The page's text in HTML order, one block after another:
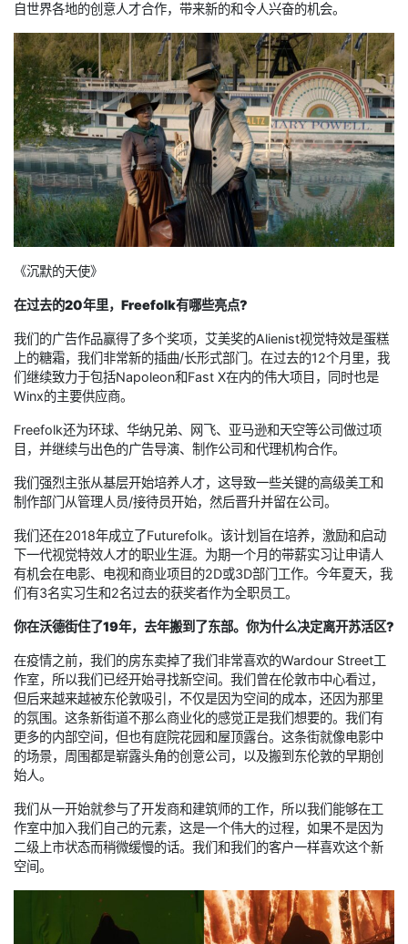
自世界各地的创意人才合作，带来新的和令人兴奋的机会。
《沉默的天使》
在过去的20年里，Freefolk有哪些亮点?
我们的广告作品赢得了多个奖项，艾美奖的Alienist视觉特效是蛋糕
上的糖霜，我们非常新的插曲/长形式部门。在过去的12个月里，我
们继续致力于包括Napoleon和Fast X在内的伟大项目，同时也是
Winx的主要供应商。
Freefolk还为环球、华纳兄弟、网飞、亚马逊和天空等公司做过项
目，并继续与出色的广告导演、制作公司和代理机构合作。
我们强烈主张从基层开始培养人才，这导致一些关键的高级美工和
制作部门从管理人员/接待员开始，然后晋升并留在公司。
我们还在2018年成立了Futurefolk。该计划旨在培养，激励和启动
下一代视觉特效人才的职业生涯。为期一个月的带薪实习让申请人
有机会在电影、电视和商业项目的2D或3D部门工作。今年夏天，我
们有3名实习生和2名过去的获奖者作为全职员工。
你在沃德街住了19年，去年搬到了东部。你为什么决定离开苏活区?
在疫情之前，我们的房东卖掉了我们非常喜欢的Wardour Street工
作室，所以我们已经开始寻找新空间。我们曾在伦敦市中心看过，
但后来越来越被东伦敦吸引，不仅是因为空间的成本，还因为那里
的氛围。这条新街道不那么商业化的感觉正是我们想要的。我们有
更多的内部空间，但也有庭院花园和屋顶露台。这条街就像电影中
的场景，周围都是崭露头角的创意公司，以及搬到东伦敦的早期创
始人。
我们从一开始就参与了开发商和建筑师的工作，所以我们能够在工
作室中加入我们自己的元素，这是一个伟大的过程，如果不是因为
二级上市状态而稍微缓慢的话。我们和我们的客户一样喜欢这个新
空间。